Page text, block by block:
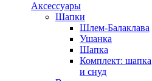
Аксессуары
Шапки
Шлем-Балаклава
Ушанка
Шапка
Комплект: шапка
и снуд